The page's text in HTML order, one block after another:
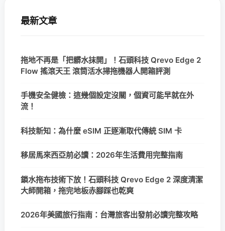
最新文章
拖地不再是「把髒水抹開」！石頭科技 Qrevo Edge 2
Flow 搖滾天王 滾筒活水掃拖機器人開箱評測
手機安全健檢：這幾個設定沒關，個資可能早就在外
流！
科技新知：為什麼 eSIM 正逐漸取代傳統 SIM 卡
移居馬來西亞前必讀：2026年生活費用完整指南
鎖水拖布技術下放！石頭科技 Qrevo Edge 2 深度清潔
大師開箱，拖完地板赤腳踩也乾爽
2026年美國旅行指南：台灣旅客出發前必讀完整攻略